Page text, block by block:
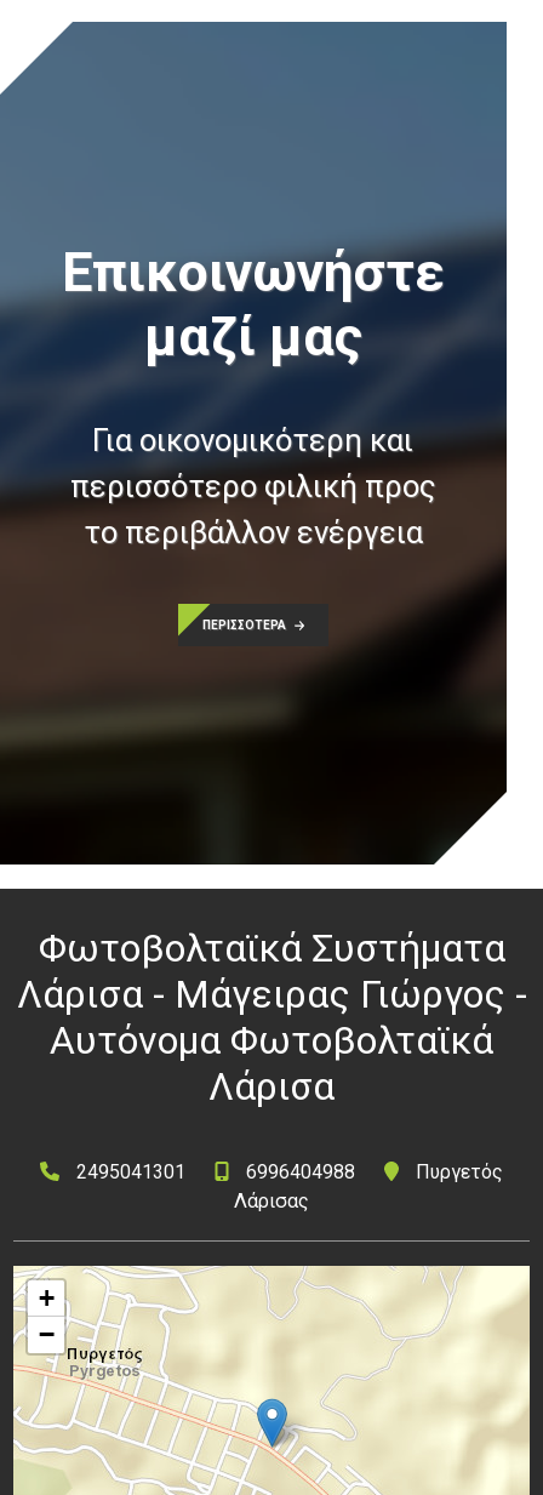
Επικοινωνήστε
μαζί μας
Για οικονομικότερη και
περισσότερο φιλική προς
το περιβάλλον ενέργεια
ΠΕΡΙΣΣΟΤΕΡΑ
Φωτοβολταϊκά Συστήματα
Λάρισα - Μάγειρας Γιώργος -
Αυτόνομα Φωτοβολταϊκά
Λάρισα
+
−
2495041301 6996404988
Πυργετός
Λάρισας